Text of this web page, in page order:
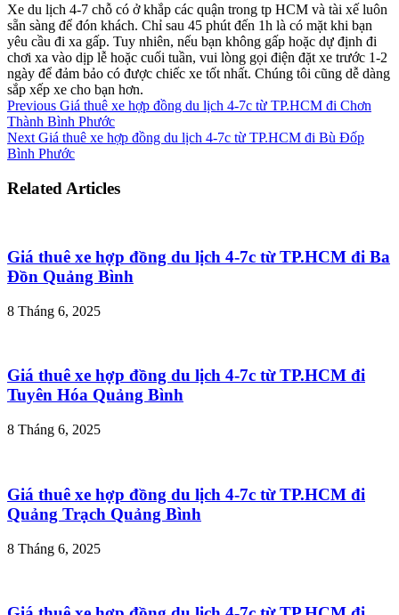
Xe du lịch 4-7 chỗ có ở khắp các quận trong tp HCM và tài xế luôn
sẵn sàng để đón khách. Chỉ sau 45 phút đến 1h là có mặt khi bạn
yêu cầu đi xa gấp. Tuy nhiên, nếu bạn không gấp hoặc dự định đi
chơi xa vào dịp lễ hoặc cuối tuần, vui lòng gọi điện đặt xe trước 1-2
ngày để đảm bảo có được chiếc xe tốt nhất. Chúng tôi cũng dễ dàng
sắp xếp xe cho bạn hơn.
Previous Giá thuê xe hợp đồng du lịch 4-7c từ TP.HCM đi Chơn
Thành Bình Phước
Next Giá thuê xe hợp đồng du lịch 4-7c từ TP.HCM đi Bù Đốp
Bình Phước
Related Articles
Giá thuê xe hợp đồng du lịch 4-7c từ TP.HCM đi Ba
Đồn Quảng Bình
8 Tháng 6, 2025
Giá thuê xe hợp đồng du lịch 4-7c từ TP.HCM đi
Tuyên Hóa Quảng Bình
8 Tháng 6, 2025
Giá thuê xe hợp đồng du lịch 4-7c từ TP.HCM đi
Quảng Trạch Quảng Bình
8 Tháng 6, 2025